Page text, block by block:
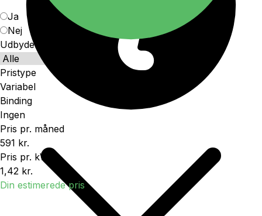
Ja
Nej
Udbydere
Pristype
Variabel
Binding
Ingen
Pris pr. måned
591 kr.
Pris pr. kWh
1,42 kr.
Din estimerede pris